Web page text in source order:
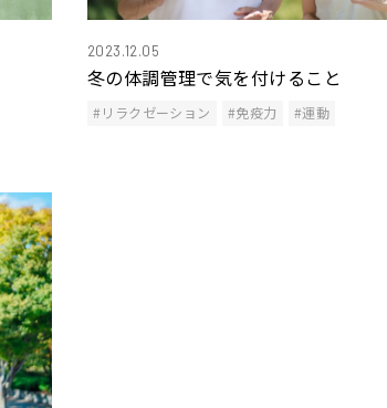
2023.12.05
冬の体調管理で気を付けること
#リラクゼーション #免疫力 #運動